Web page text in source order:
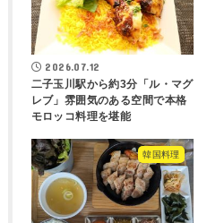
2026.07.12
二子玉川駅から約3分「ル・マグ
レブ」雰囲気のある空間で本格
モロッコ料理を堪能
韓国料理